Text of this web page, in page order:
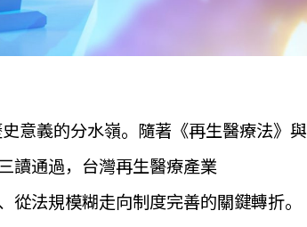
意義的分水嶺。隨著《再生醫療法》與
讀通過，台灣再生醫療產業
從法規模糊走向制度完善的關鍵轉折。